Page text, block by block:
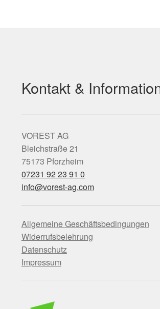
Kontakt &
VOREST AG
Bleichstraße 21
75173 Pforzheim
07231 92 23 91 0
info@vorest-ag.com
Allgemeine Geschäftsbedingungen
Widerrufsbelehrung
Datenschutz
Impressum